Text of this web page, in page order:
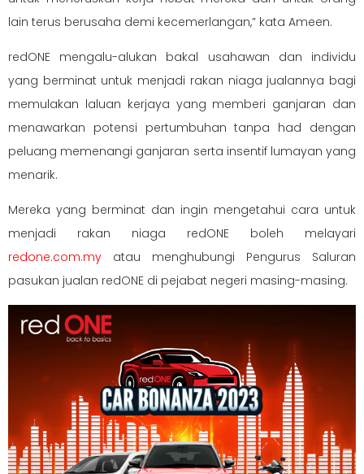
lain terus berusaha demi kecemerlangan,” kata Ameen.
redONE mengalu-alukan bakal usahawan dan individu
yang berminat untuk menjadi rakan niaga jualannya bagi
memulakan laluan kerjaya yang memberi ganjaran dan
menawarkan potensi pertumbuhan tanpa had dengan
peluang memenangi ganjaran serta insentif lumayan yang
menarik.
Mereka yang berminat dan ingin mengetahui cara untuk
menjadi rakan niaga redONE boleh melayari
redone.com.my atau menghubungi Pengurus Saluran
pasukan jualan redONE di pejabat negeri masing-masing.